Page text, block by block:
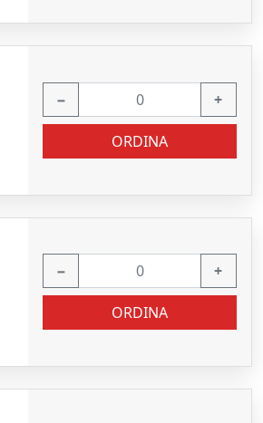
− +
ORDINA
− +
ORDINA